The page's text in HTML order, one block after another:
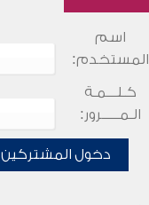
اسم
المستخدم:
كـلـــمـة
الـمـــــرور:
دخول المشتركين